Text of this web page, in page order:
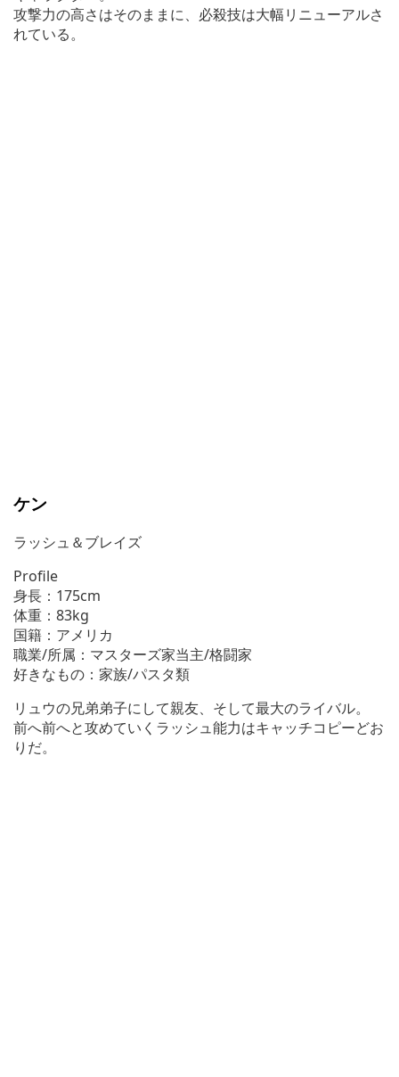
攻撃力の高さはそのままに、必殺技は大幅リニューアルさ
れている。
ケン
ラッシュ＆ブレイズ
Profile
身長：175cm
体重：83kg
国籍：アメリカ
職業/所属：マスターズ家当主/格闘家
好きなもの：家族/パスタ類
リュウの兄弟弟子にして親友、そして最大のライバル。
前へ前へと攻めていくラッシュ能力はキャッチコピーどお
りだ。